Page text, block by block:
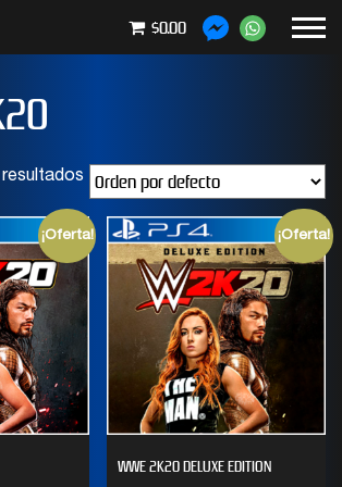
$0.00
¡Oferta! ¡Oferta!
WWE 2K20 DELUXE EDITION